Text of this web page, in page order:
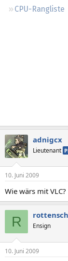
CPU-Rangliste
adnigcx
Lieutenant
10. Juni 2009
Wie wärs mit VLC?
R Ensign
10. Juni 2009